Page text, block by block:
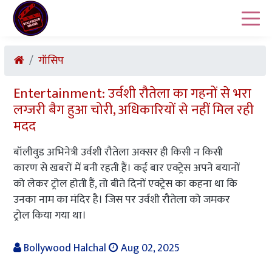
गॉसिप
Entertainment: उर्वशी रौतेला का गहनों से भरा
लग्जरी बैग हुआ चोरी, अधिकारियों से नहीं मिल रही
मदद
बॉलीवुड अभिनेत्री उर्वशी रौतेला अक्सर ही किसी न किसी
कारण से खबरों में बनी रहती हैं। कई बार एक्ट्रेस अपने बयानों
को लेकर ट्रोल होती हैं, तो बीते दिनों एक्ट्रेस का कहना था कि
उनका नाम का मंदिर है। जिस पर उर्वशी रौतेला को जमकर
ट्रोल किया गया था।
Bollywood Halchal
Aug 02, 2025